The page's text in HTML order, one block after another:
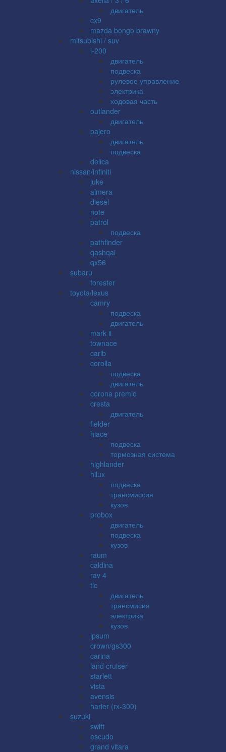
двигатель
cx9
mazda bongo brawny
mitsubishi / suv
l-200
двигатель
подвеска
рулевое управление
электрика
ходовая часть
outlander
двигатель
pajero
двигатель
подвеска
delica
nissan/infiniti
juke
almera
diesel
note
patrol
подвеска
pathfinder
qashqai
qx56
subaru
forester
toyota/lexus
camry
подвеска
двигатель
mark ii
townace
carib
corolla
подвеска
двигатель
corona premio
cresta
двигатель
fielder
hiace
подвеска
тормозная система
highlander
hilux
подвеска
трансмиссия
кузов
probox
двигатель
подвеска
кузов
raum
caldina
rav 4
tlc
двигатель
трансмисия
электрика
кузов
ipsum
crown/gs300
carina
land cruiser
starlett
vista
avensis
harier (rx-300)
suzuki
swift
escudo
grand vitara